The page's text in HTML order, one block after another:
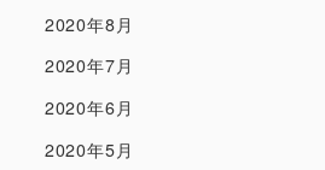
2020年8月
2020年7月
2020年6月
2020年5月